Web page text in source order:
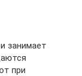
занимает
при